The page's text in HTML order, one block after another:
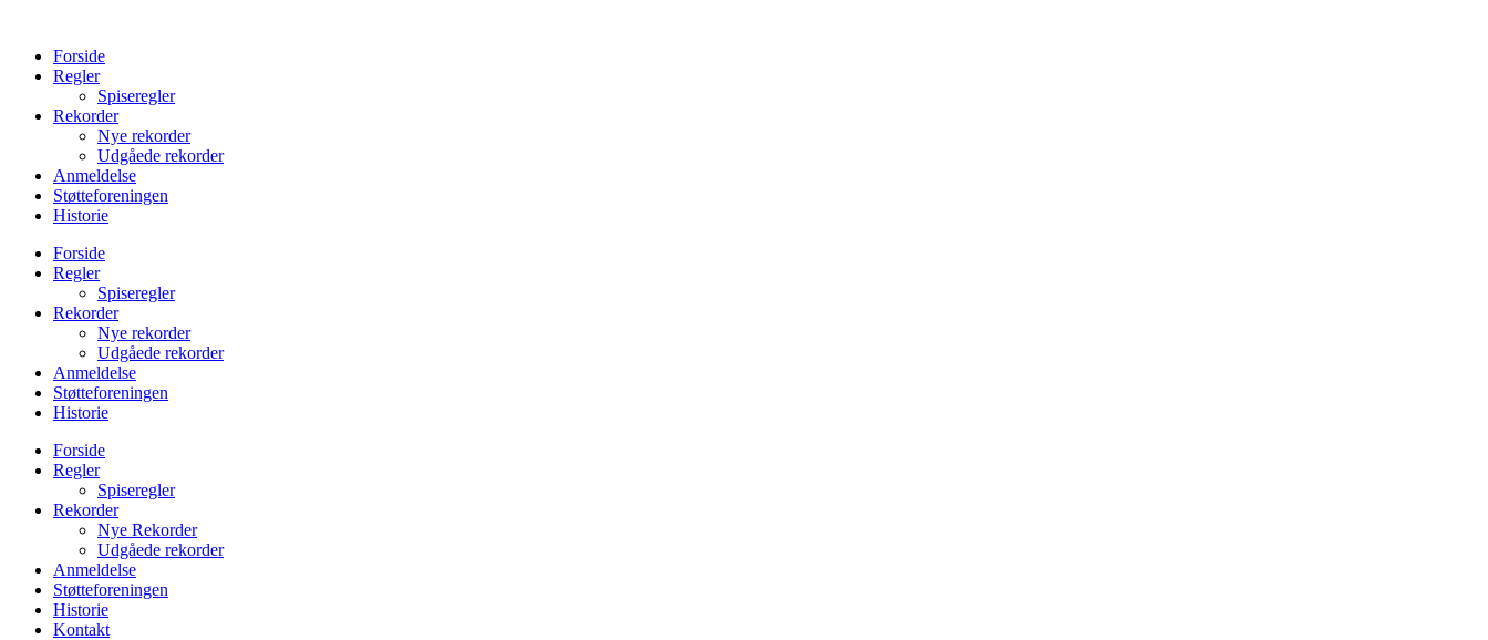
indholdForside
Regler
Spiseregler
Rekorder
Nye rekorder
Udgåede rekorder
Anmeldelse
Støtteforeningen
Historie
Forside
Regler
Spiseregler
Rekorder
Nye rekorder
Udgåede rekorder
Anmeldelse
Støtteforeningen
Historie
Forside
Regler
Spiseregler
Rekorder
Nye Rekorder
Udgåede rekorder
Anmeldelse
Støtteforeningen
Historie
Kontakt